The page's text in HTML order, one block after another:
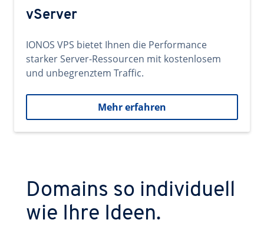
vServer
IONOS VPS bietet Ihnen die Performance
starker Server-Ressourcen mit kostenlosem
und unbegrenztem Traffic.
Mehr erfahren
Domains so individuell
wie Ihre Ideen.